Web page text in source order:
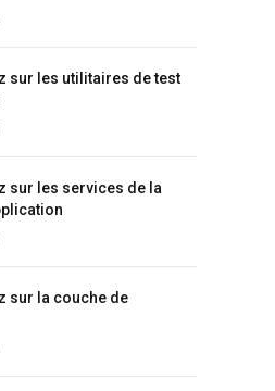
sur les utilitaires de test
sur les services de la
sur la couche de